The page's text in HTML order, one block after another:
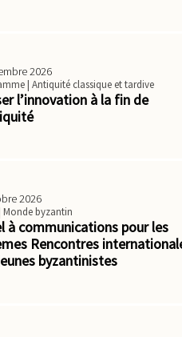
2026
| Antiquité classique et tardive
l’innovation à la fin de
2026
Monde byzantin
à communications pour les
Rencontres
byzantinistes